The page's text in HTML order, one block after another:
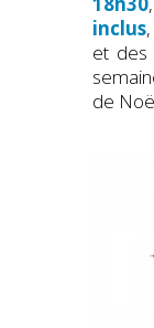
inclus
et des
de